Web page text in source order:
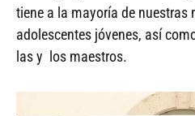
tiene a la mayoría de nuestras
adolescentes jóvenes, así
las y los maestros.